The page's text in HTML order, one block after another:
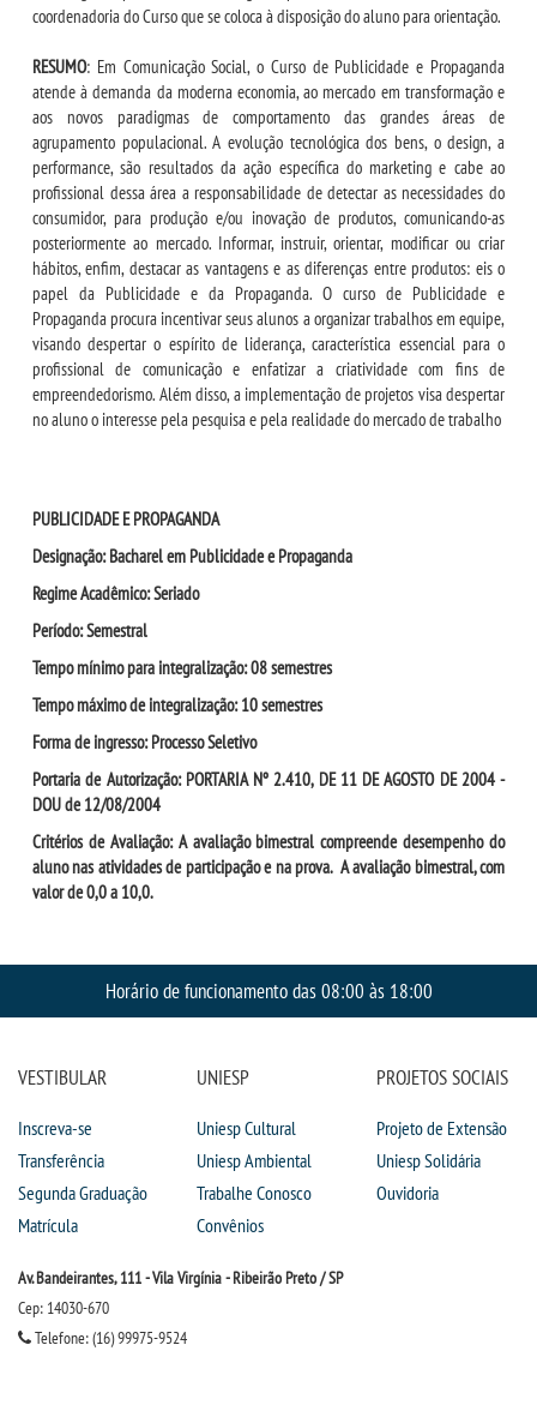
coordenadoria do Curso que se coloca à disposição do aluno para orientação.
RESUMO: Em Comunicação Social, o Curso de Publicidade e Propaganda
atende à demanda da moderna economia, ao mercado em transformação e
aos novos paradigmas de comportamento das grandes áreas de
agrupamento populacional. A evolução tecnológica dos bens, o design, a
performance, são resultados da ação específica do marketing e cabe ao
profissional dessa área a responsabilidade de detectar as necessidades do
consumidor, para produção e/ou inovação de produtos, comunicando-as
posteriormente ao mercado. Informar, instruir, orientar, modificar ou criar
hábitos, enfim, destacar as vantagens e as diferenças entre produtos: eis o
papel da Publicidade e da Propaganda. O curso de Publicidade e
Propaganda procura incentivar seus alunos a organizar trabalhos em equipe,
visando despertar o espírito de liderança, característica essencial para o
profissional de comunicação e enfatizar a criatividade com fins de
empreendedorismo. Além disso, a implementação de projetos visa despertar
no aluno o interesse pela pesquisa e pela realidade do mercado de trabalho
PUBLICIDADE E PROPAGANDA
Designação: Bacharel em Publicidade e Propaganda
Regime Acadêmico: Seriado
Período: Semestral
Tempo mínimo para integralização: 08 semestres
Tempo máximo de integralização: 10 semestres
Forma de ingresso: Processo Seletivo
Portaria de Autorização: PORTARIA Nº 2.410, DE 11 DE AGOSTO DE 2004 -
DOU de 12/08/2004
Critérios de Avaliação: A avaliação bimestral compreende desempenho do
aluno nas atividades de participação e na prova. A avaliação bimestral, com
valor de 0,0 a 10,0.
Horário de funcionamento das 08:00 às 18:00
VESTIBULAR
Inscreva-se
Transferência
Segunda Graduação
Matrícula
UNIESP
Uniesp Cultural
Uniesp Ambiental
Trabalhe Conosco
Convênios
PROJETOS SOCIAIS
Projeto de Extensão
Uniesp Solidária
Ouvidoria
Av. Bandeirantes, 111 - Vila Virgínia - Ribeirão Preto / SP
Cep: 14030-670
Telefone: (16) 99975-9524